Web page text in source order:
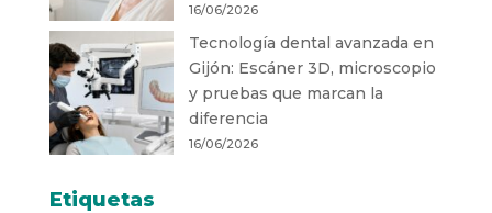
16/06/2026
Tecnología dental avanzada en
Gijón: Escáner 3D, microscopio
y pruebas que marcan la
diferencia
16/06/2026
Etiquetas